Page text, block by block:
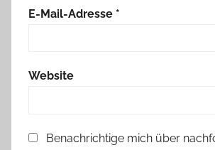
E-Mail-Adresse *
Website
Benachrichtige mich über